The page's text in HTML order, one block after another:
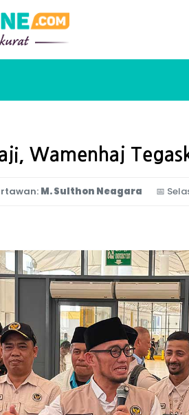
Wamenhaj
M. Sulthon Neagara 📅